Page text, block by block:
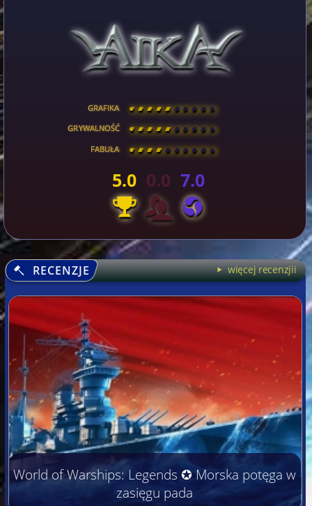
GRAFIKA [ \ \ \ \ \ \ \ \ ]
GRYWALNOŚĆ [ \ \ \ \ \ \ \ \ ]
FABUŁA [ \ \ \ \ \ \ \ \ ]
5.0 0.0 7.0
RECENZJE więcej recenzjii
World of Warships: Legends ✪ Morska potęga w
zasięgu pada